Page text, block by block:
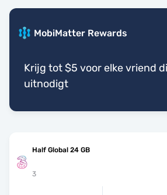
MobiMatter Rewards
Krijg tot $5 voor elke vriend
uitnodigt
Half Global 24 GB
3